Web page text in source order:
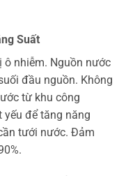
Suất
ô nhiễm. Nguồn nước
đầu nguồn. Không
từ khu công
để tăng năng
tưới nước. Đảm